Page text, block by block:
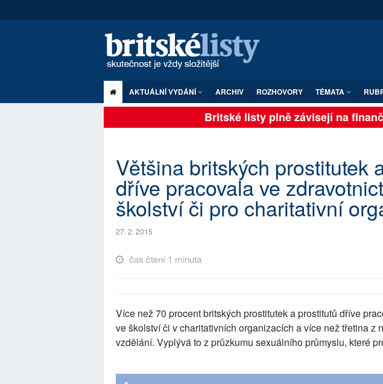
AKTUÁLNÍ VYDÁNÍ ARCHIV ROZHOVORY TÉMATA
Britské listy plně závisejí na
Většina britských prostitutek
dříve pracovala ve
školství či pro charitativní
27. 2. 2015
čas čtení 1 minuta
Více než 70 procent britských prostitutek a prostitutů dříve
ve školství či v charitativních organizacích a více než třetina z
vzdělání. Vyplývá to z průzkumu sexuálního průmyslu, které